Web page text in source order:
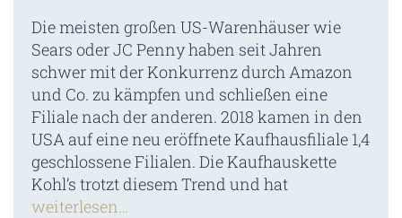
Die meisten großen US-Warenhäuser wie
Sears oder JC Penny haben seit Jahren
schwer mit der Konkurrenz durch Amazon
und Co. zu kämpfen und schließen eine
Filiale nach der anderen. 2018 kamen in den
USA auf eine neu eröffnete Kaufhausfiliale 1,4
geschlossene Filialen. Die Kaufhauskette
Kohl’s trotzt diesem Trend und hat
weiterlesen…